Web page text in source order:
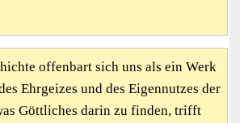
offenbart sich uns als ein Werk
Ehrgeizes und des Eigennutzes der
Göttliches darin zu finden, trifft